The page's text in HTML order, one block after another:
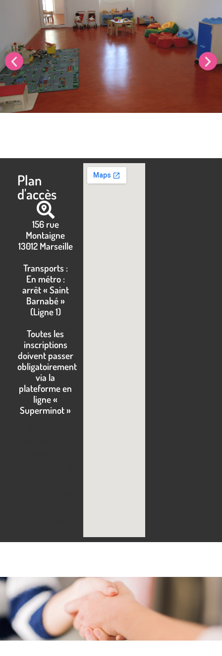
Plan
d'accès
156 rue
Montaigne
13012 Marseille
Transports :
En métro :
arrêt « Saint
Barnabé »
(Ligne 1)
Toutes les
inscriptions
doivent passer
obligatoirement
via la
plateforme en
ligne «
Superminot »